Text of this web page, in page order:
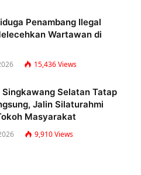
Penambang Ilegal
Wartawan di
15,436Views
Singkawang Selatan Tatap
Jalin Silaturahmi
Masyarakat
9,910Views